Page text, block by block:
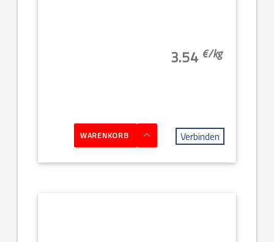
3.54 €/kg
WARENKORB Verbinden